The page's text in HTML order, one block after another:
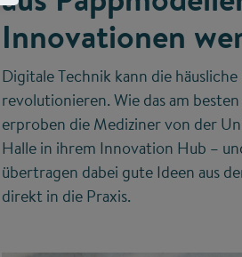
Innovationen
Digitale Technik kann die
revolutionieren. Wie das am
erproben die Mediziner von der
Halle in ihrem Innovation Hub –
übertragen dabei gute Ideen aus
direkt in die Praxis.